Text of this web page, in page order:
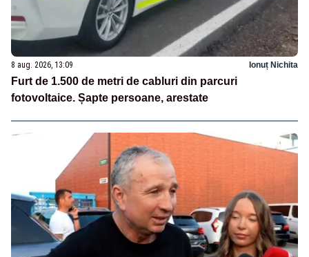
8 aug. 2026, 13:09 Ionuț Nichita
Furt de 1.500 de metri de cabluri din parcuri
fotovoltaice. Șapte persoane, arestate